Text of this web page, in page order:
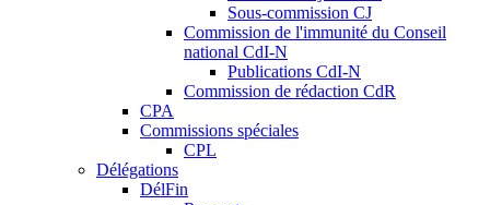
Sous-commission CJ
Commission de l'immunité du Conseil
national CdI-N
Publications CdI-N
Commission de rédaction CdR
CPA
Commissions spéciales
CPL
Délégations
DélFin